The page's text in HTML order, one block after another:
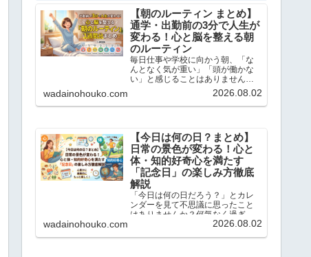
【朝のルーティン まとめ】
通学・出勤前の3分で人生が
変わる！心と脳を整える朝
のルーティン
毎日仕事や学校に向かう朝、「な
んとなく気が重い」「頭が働かな
い」と感じることはありません
か？この記事では、忙しい現代人
のために、通勤・通学前のたった3
分でサクッと読めて、一日を前向
wadainohouko.com 2026.08.02
【今日は何の日？まとめ】
日常の景色が変わる！心と
体・知的好奇心を満たす
「記念日」の楽しみ方徹底
解説
「今日は何の日だろう？」とカレ
ンダーを見て不思議に思ったこと
はありませんか？何気なく過ぎて
いく毎日にも、実は先人たちの知
wadainohouko.com 2026.08.02